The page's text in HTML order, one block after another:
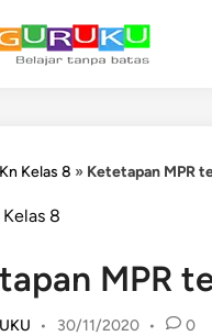
Kelas 8 » Ketetapan MPR
Kelas 8
MPR
• 30/11/2020 • 0